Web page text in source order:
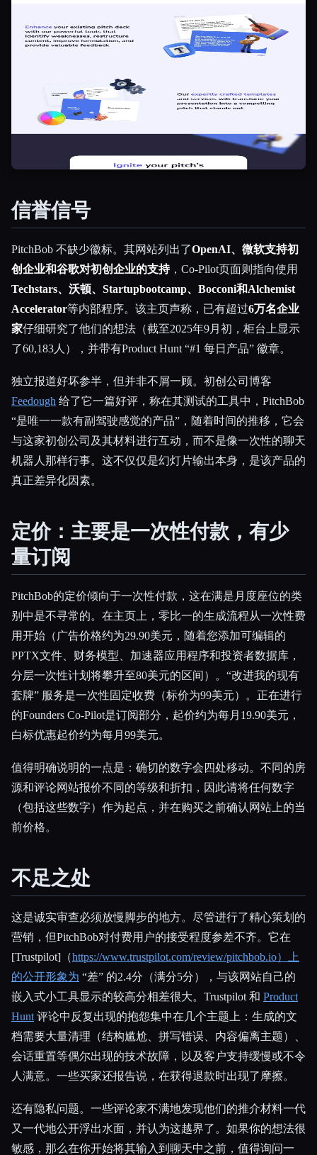
信誉信号
PitchBob 不缺少徽标。其网站列出了OpenAI、微软支持初
创企业和谷歌对初创企业的支持，Co-Pilot页面则指向使用
Techstars、沃顿、Startupbootcamp、Bocconi和Alchemist
Accelerator等内部程序。该主页声称，已有超过6万名企业
家仔细研究了他们的想法（截至2025年9月初，柜台上显示
了60,183人），并带有Product Hunt “#1 每日产品” 徽章。
独立报道好坏参半，但并非不屑一顾。初创公司博客
Feedough 给了它一篇好评，称在其测试的工具中，PitchBob
“是唯一一款有副驾驶感觉的产品”，随着时间的推移，它会
与这家初创公司及其材料进行互动，而不是像一次性的聊天
机器人那样行事。这不仅仅是幻灯片输出本身，是该产品的
真正差异化因素。
定价：主要是一次性付款，有少
量订阅
PitchBob的定价倾向于一次性付款，这在满是月度座位的类
别中是不寻常的。在主页上，零比一的生成流程从一次性费
用开始（广告价格约为29.90美元，随着您添加可编辑的
PPTX文件、财务模型、加速器应用程序和投资者数据库，
分层一次性计划将攀升至80美元的区间）。“改进我的现有
套牌” 服务是一次性固定收费（标价为99美元）。正在进行
的Founders Co-Pilot是订阅部分，起价约为每月19.90美元，
白标优惠起价约为每月99美元。
值得明确说明的一点是：确切的数字会四处移动。不同的房
源和评论网站报价不同的等级和折扣，因此请将任何数字
（包括这些数字）作为起点，并在购买之前确认网站上的当
前价格。
不足之处
这是诚实审查必须放慢脚步的地方。尽管进行了精心策划的
营销，但PitchBob对付费用户的接受程度参差不齐。它在
[Trustpilot]（https://www.trustpilot.com/review/pitchbob.io）上
的公开形象为 “差” 的2.4分（满分5分），与该网站自己的
嵌入式小工具显示的较高分相差很大。Trustpilot 和 Product
Hunt 评论中反复出现的抱怨集中在几个主题上：生成的文
档需要大量清理（结构尴尬、拼写错误、内容偏离主题）、
会话重置等偶尔出现的技术故障，以及客户支持缓慢或不令
人满意。一些买家还报告说，在获得退款时出现了摩擦。
还有隐私问题。一些评论家不满地发现他们的推介材料一代
又一代地公开浮出水面，并认为这越界了。如果你的想法很
敏感，那么在你开始将其输入到聊天中之前，值得询问一